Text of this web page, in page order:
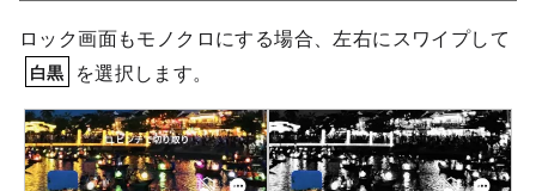
ロック画面もモノクロにする場合、左右にスワイプして
白黒 を選択します。